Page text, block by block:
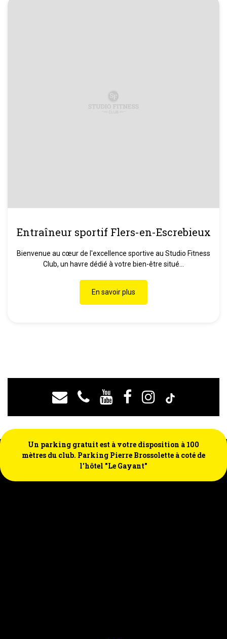
Entraîneur sportif Flers-en-Escrebieux
Bienvenue au cœur de l'excellence sportive au Studio Fitness
Club, un havre dédié à votre bien-être situé...
En savoir plus
Un parking gratuit est à votre disposition à 100
mètres du club. Parking Pierre Brossolette à coté de
l'hôtel "Le Gayant"